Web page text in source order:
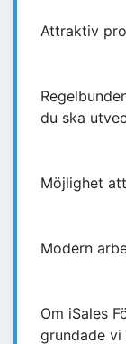
Attraktiv
du ska
Möjlighet
Modern
Om iSales
grundade vi